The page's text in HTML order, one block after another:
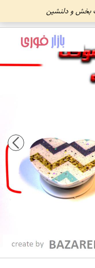
بخش و دلنشین